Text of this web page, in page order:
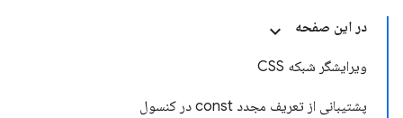
در این صفحه
ویرایشگر شبکه CSS
پشتیبانی از تعریف مجدد const در کنسول